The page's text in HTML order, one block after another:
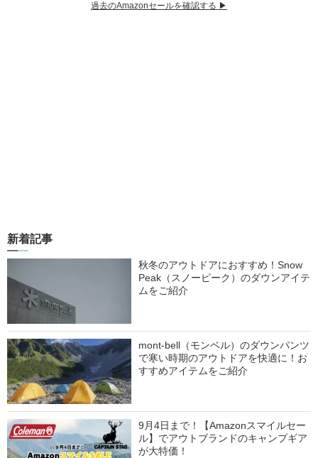
過去のAmazonセールを確認する ▶︎
新着記事
秋冬のアウトドアにおすすめ！Snow
Peak（スノーピーク）のダウンアイテ
ムをご紹介
mont-bell（モンベル）のダウンパンツ
で寒い時期のアウトドアを快適に！お
すすめアイテムをご紹介
9月4日まで！【Amazonスマイルセー
ル】でアウトブランドのキャンプギア
が大特価！